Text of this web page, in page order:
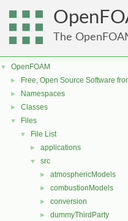
The
▼ OpenFOAM
► Free, Open Source Software
► Namespaces
► Classes
▼ Files
▼ File List
► applications
▼ src
► atmosphericModels
► combustionModels
► conversion
► dummyThirdParty